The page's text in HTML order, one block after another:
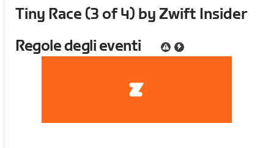
Tiny Race (3 of 4) by Zwift Insider
Regole degli eventi